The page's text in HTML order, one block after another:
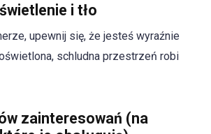
i tło
upewnij się, że jesteś wyraźnie
schludna przestrzeń robi
zainteresowań (na